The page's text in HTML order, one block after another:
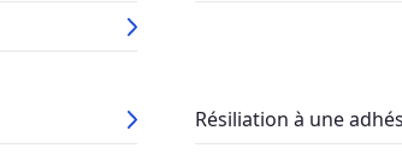
Résiliation à une